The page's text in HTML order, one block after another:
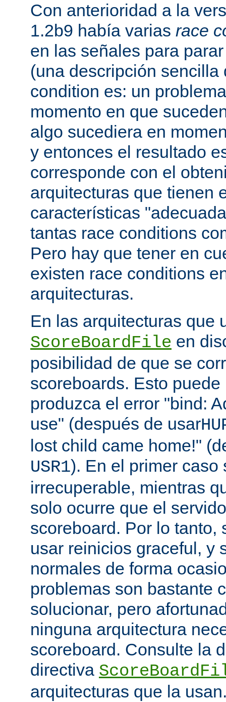
Con anterioridad a la
1.2b9 había varias race
en las señales para
(una descripción sencilla
condition es: un
momento en que
algo sucediera en
y entonces el resultado
corresponde con el
arquitecturas que tienen
características
tantas race conditions
Pero hay que tener en
existen race conditions
arquitecturas.
En las arquitecturas que
ScoreBoardFile en
posibilidad de que se
scoreboards. Esto
produzca el error "bind:
use" (después de usar
lost child came home!"
USR1). En el primer caso
irrecuperable, mientras
solo ocurre que el
scoreboard. Por lo tanto,
usar reinicios graceful, y
normales de forma
problemas son bastante
solucionar, pero
ninguna arquitectura
scoreboard. Consulte la
directiva
arquitecturas que la